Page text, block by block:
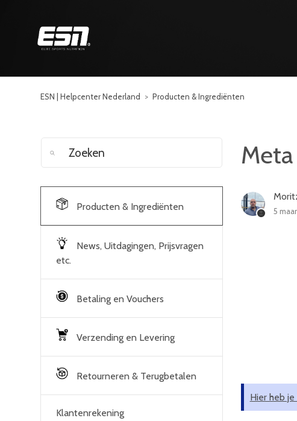
ESN | Helpcenter Nederland Producten & Ingrediënten
Producten & Ingrediënten
News, Uitdagingen, Prijsvragen
etc.
Betaling en Vouchers
Verzending en Levering
Retourneren & Terugbetalen
Klantenrekening
5
Hier heb